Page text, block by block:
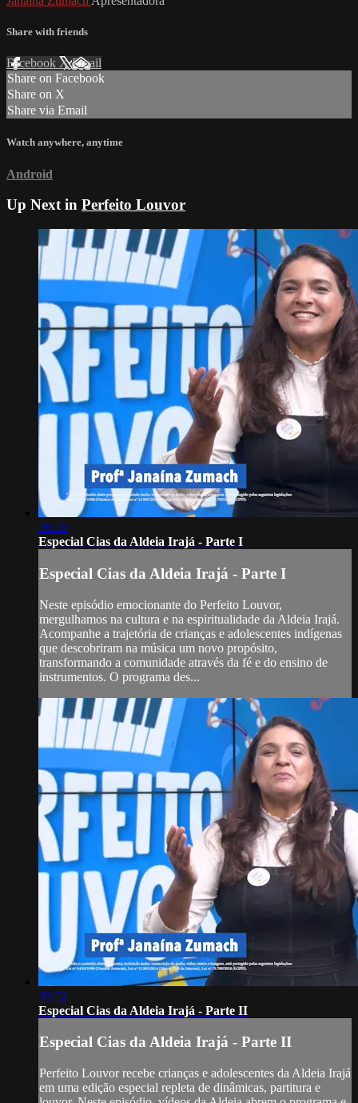
Share with friends
Facebook XEmail
Share on Facebook
Share on X
Share via Email
Watch anywhere, anytime
Android
Up Next in Perfeito Louvor
28:10
Especial Cias da Aldeia Irajá - Parte I
Especial Cias da Aldeia Irajá - Parte I
Neste episódio emocionante do Perfeito Louvor,
mergulhamos na cultura e na espiritualidade da Aldeia Irajá.
Acompanhe a trajetória de crianças e adolescentes indígenas
que descobriram na música um novo propósito,
transformando a comunidade através da fé e do ensino de
instrumentos. O programa des...
30:52
Especial Cias da Aldeia Irajá - Parte II
Especial Cias da Aldeia Irajá - Parte II
Perfeito Louvor recebe crianças e adolescentes da Aldeia Irajá
em uma edição especial repleta de dinâmicas, partitura e